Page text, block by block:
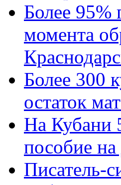
Более 95%
момента
Более 300
остаток
На Кубани
пособие на
Писатель-